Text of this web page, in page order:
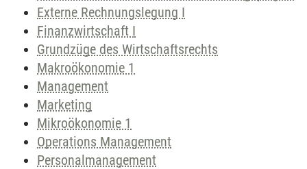
Externe Rechnungslegung I
Finanzwirtschaft I
Grundzüge des Wirtschaftsrechts
Makroökonomie 1
Management
Marketing
Mikroökonomie 1
Operations Management
Personalmanagement